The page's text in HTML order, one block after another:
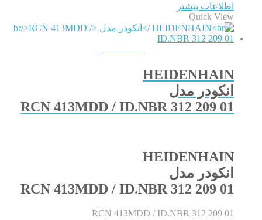
اطلاعات بیشتر
Quick View
HEIDENHAIN
انکودر مدل
RCN 413MDD / ID.NBR 312 209 01
HEIDENHAIN
انکودر مدل
RCN 413MDD / ID.NBR 312 209 01
RCN 413MDD / ID.NBR 312 209 01